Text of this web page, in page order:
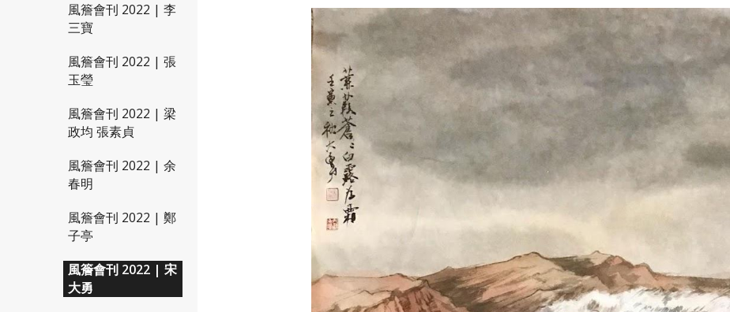
風簷會刊 2022 | 李
三寶
風簷會刊 2022 | 張
玉瑩
風簷會刊 2022 | 梁
政均 張素貞
風簷會刊 2022 | 余
春明
風簷會刊 2022 | 鄭
子亭
風簷會刊 2022 | 宋
大勇